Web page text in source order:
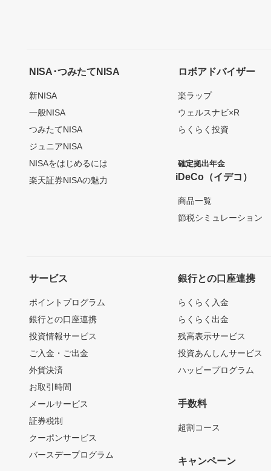
NISA･つみたてNISA
新NISA
一般NISA
つみたてNISA
ジュニアNISA
NISAをはじめるには
楽天証券NISAの魅力
ロボアドバイザー
楽ラップ
ウェルスナビ×R
らくらく投資
確定拠出年金
iDeCo（イデコ）
商品一覧
節税シミュレーション
サービス
ポイントプログラム
銀行との口座連携
投資情報サービス
ご入金・ご出金
外貨決済
お取引時間
メールサービス
証券税制
クーポンサービス
バースデープログラム
銀行との口座連携
らくらく入金
らくらく出金
残高表示サービス
投資あんしんサービス
ハッピープログラム
手数料
超割コース
キャンペーン